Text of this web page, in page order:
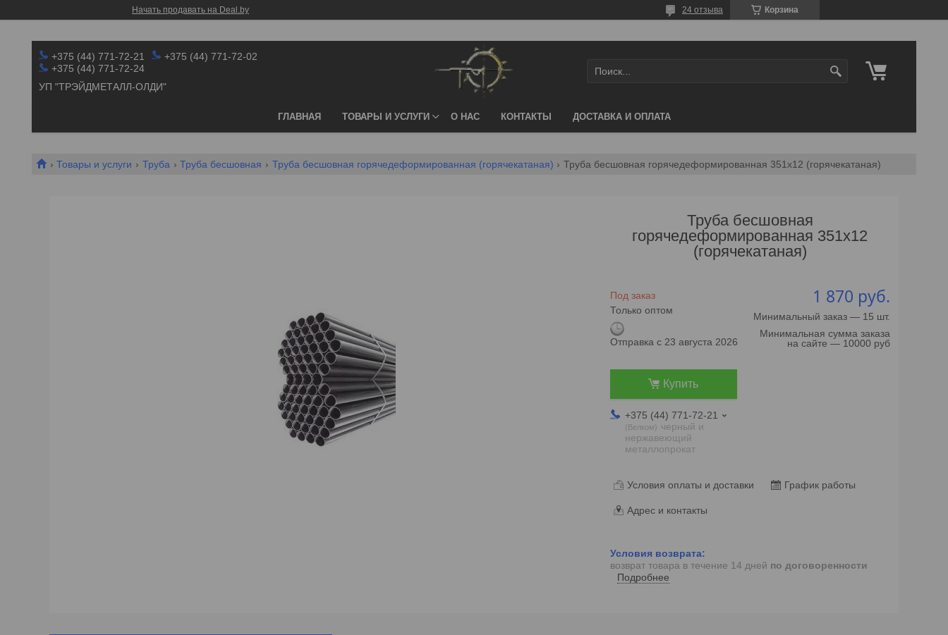
Начать продавать на Deal.by Корзина
24 отзыва
+375 (44) 771-72-21
+375 (44) 771-72-02
+375 (44) 771-72-24
УП "ТРЭЙДМЕТАЛЛ-ОЛДИ"
ГЛАВНАЯ ТОВАРЫ И УСЛУГИ О НАС КОНТАКТЫ ДОСТАВКА И ОПЛАТА
Товары и услуги Труба Труба бесшовная Труба бесшовная горячедеформированная (горячекатаная) Труба бесшовная горячедеформированная 351х12 (горячекатаная)
Труба бесшовная
горячедеформированная 351х12
(горячекатаная)
Под заказ
Только оптом
Отправка с 23 августа 2026
1 870 руб.
Минимальный заказ — 15 шт.
Минимальная сумма заказа
на сайте — 10000 руб
Купить
+375 (44) 771-72-21
Велком
черный и
нержавеющий
металлопрокат
Условия оплаты и доставки График работы
Адрес и контакты
возврат товара в течение 14 дней по договоренности
Подробнее